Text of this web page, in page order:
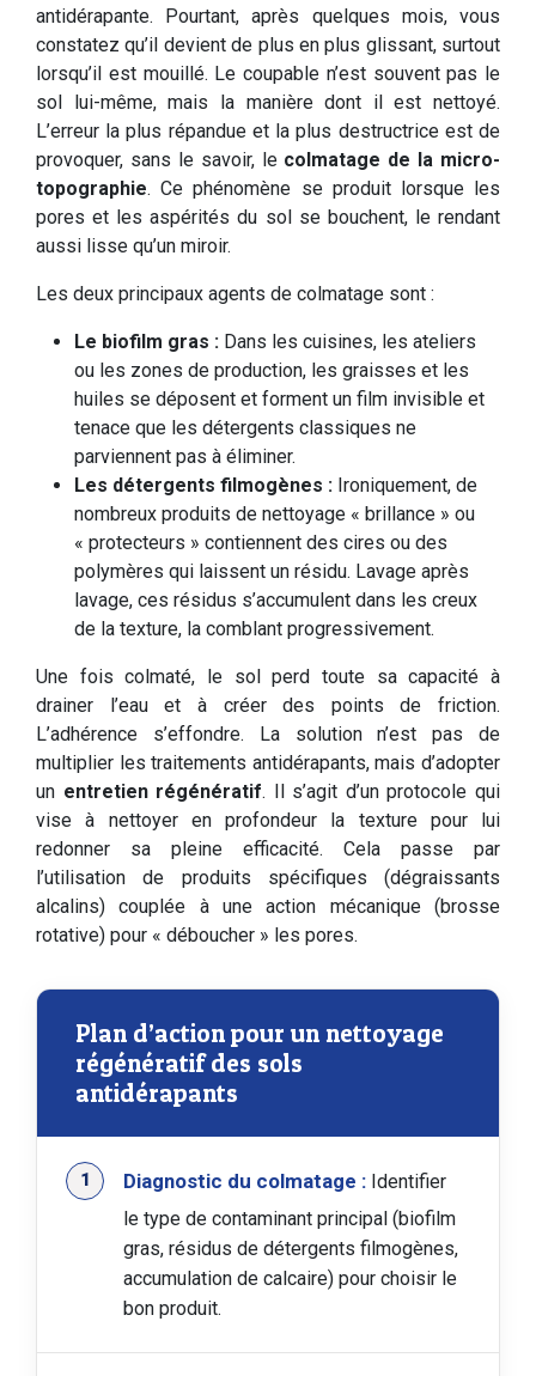
antidérapante. Pourtant, après quelques mois, vous
constatez qu’il devient de plus en plus glissant, surtout
lorsqu’il est mouillé. Le coupable n’est souvent pas le
sol lui-même, mais la manière dont il est nettoyé.
L’erreur la plus répandue et la plus destructrice est de
provoquer, sans le savoir, le colmatage de la micro-
topographie. Ce phénomène se produit lorsque les
pores et les aspérités du sol se bouchent, le rendant
aussi lisse qu’un miroir.
Les deux principaux agents de colmatage sont :
Le biofilm gras : Dans les cuisines, les ateliers
ou les zones de production, les graisses et les
huiles se déposent et forment un film invisible et
tenace que les détergents classiques ne
parviennent pas à éliminer.
Les détergents filmogènes : Ironiquement, de
nombreux produits de nettoyage « brillance » ou
« protecteurs » contiennent des cires ou des
polymères qui laissent un résidu. Lavage après
lavage, ces résidus s’accumulent dans les creux
de la texture, la comblant progressivement.
Une fois colmaté, le sol perd toute sa capacité à
drainer l’eau et à créer des points de friction.
L’adhérence s’effondre. La solution n’est pas de
multiplier les traitements antidérapants, mais d’adopter
un entretien régénératif. Il s’agit d’un protocole qui
vise à nettoyer en profondeur la texture pour lui
redonner sa pleine efficacité. Cela passe par
l’utilisation de produits spécifiques (dégraissants
alcalins) couplée à une action mécanique (brosse
rotative) pour « déboucher » les pores.
Plan d’action pour un nettoyage
régénératif des sols
antidérapants
Diagnostic du colmatage : Identifier
le type de contaminant principal (biofilm
gras, résidus de détergents filmogènes,
accumulation de calcaire) pour choisir le
bon produit.